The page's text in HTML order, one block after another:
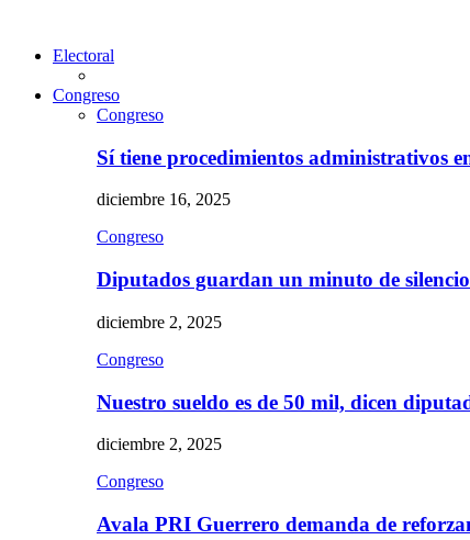
Electoral
Congreso
Congreso
Sí tiene procedimientos administrativos
diciembre 16, 2025
Congreso
Diputados guardan un minuto de
diciembre 2, 2025
Congreso
Nuestro sueldo es de 50 mil, dicen
diciembre 2, 2025
Congreso
Avala PRI Guerrero demanda de